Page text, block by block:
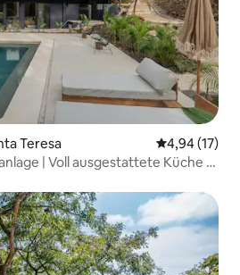
Teresa
4,94 (17)
| Voll ausgestattete Küche |